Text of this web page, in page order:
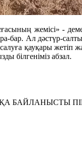
жемісі» -
Ал дәстүр-
қауқары
білгеніміз абзал.